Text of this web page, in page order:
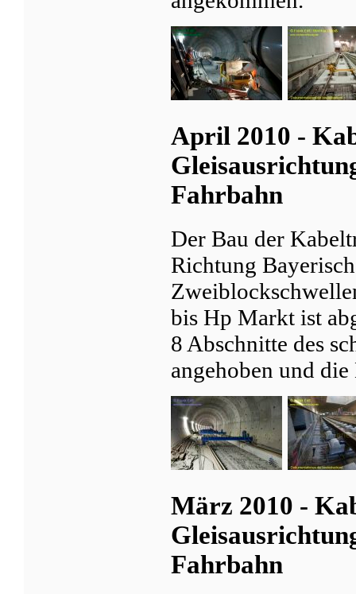
April 2010 -
Fahrbahn
Der Bau der
Richtung
bis Hp Markt ist
8 Abschnitte des
angehoben und
März 2010 -
Fahrbahn